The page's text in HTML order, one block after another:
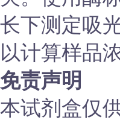
长下测定吸
以计算样品
免责声明
本试剂盒仅